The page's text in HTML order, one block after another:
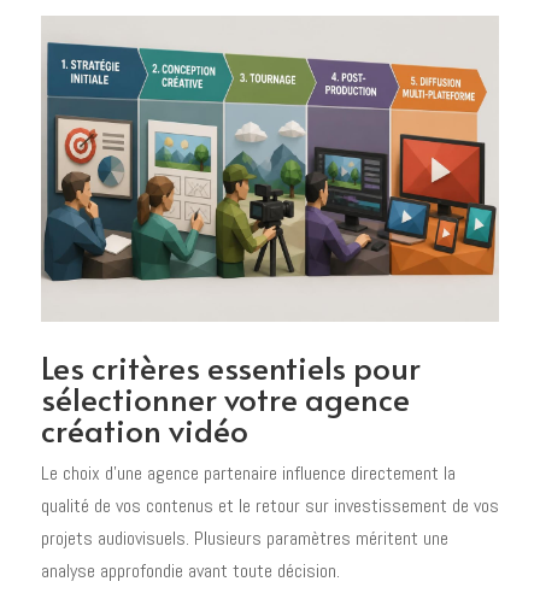
Les critères essentiels pour
sélectionner votre agence
création vidéo
Le choix d'une agence partenaire influence directement la
qualité de vos contenus et le retour sur investissement de vos
projets audiovisuels. Plusieurs paramètres méritent une
analyse approfondie avant toute décision.